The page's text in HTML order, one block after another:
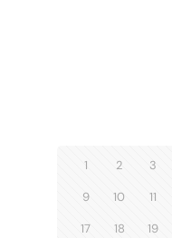
1 2 3
9 10 11
17 18 19